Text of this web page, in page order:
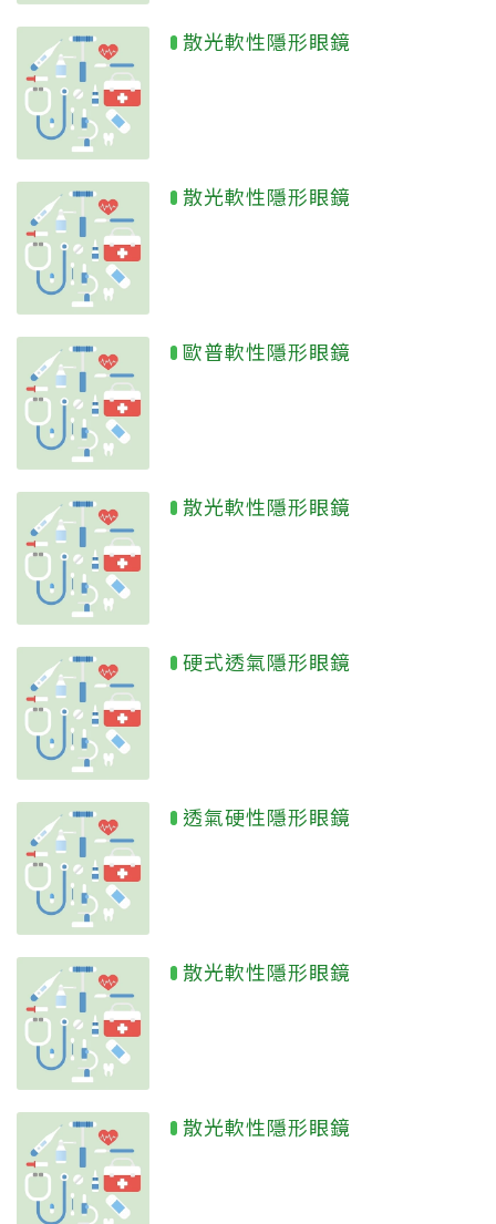
散光軟性隱形眼鏡
散光軟性隱形眼鏡
歐普軟性隱形眼鏡
散光軟性隱形眼鏡
硬式透氣隱形眼鏡
透氣硬性隱形眼鏡
散光軟性隱形眼鏡
散光軟性隱形眼鏡